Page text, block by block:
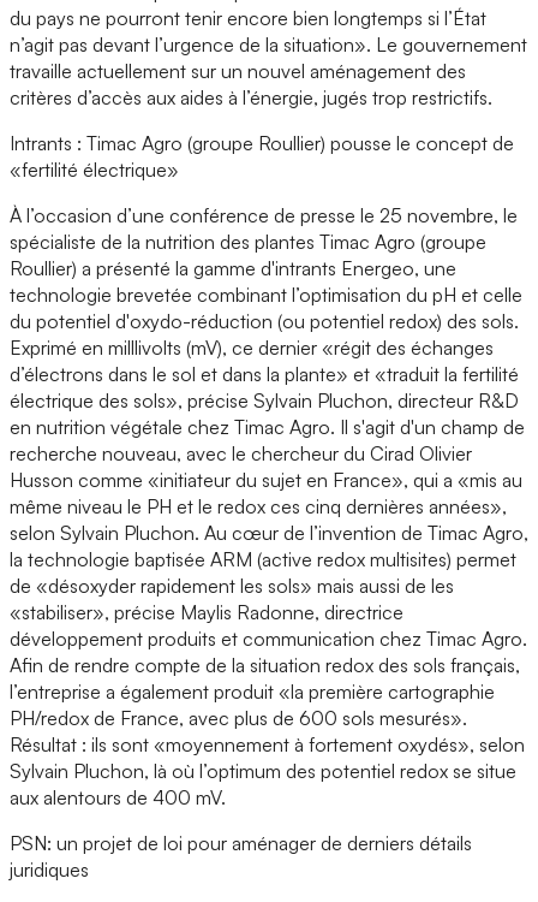
du pays ne pourront tenir encore bien longtemps si l’État
n’agit pas devant l’urgence de la situation». Le gouvernement
travaille actuellement sur un nouvel aménagement des
critères d’accès aux aides à l’énergie, jugés trop restrictifs.
Intrants : Timac Agro (groupe Roullier) pousse le concept de
«fertilité électrique»
À l’occasion d’une conférence de presse le 25 novembre, le
spécialiste de la nutrition des plantes Timac Agro (groupe
Roullier) a présenté la gamme d'intrants Energeo, une
technologie brevetée combinant l’optimisation du pH et celle
du potentiel d'oxydo-réduction (ou potentiel redox) des sols.
Exprimé en milllivolts (mV), ce dernier «régit des échanges
d’électrons dans le sol et dans la plante» et «traduit la fertilité
électrique des sols», précise Sylvain Pluchon, directeur R&D
en nutrition végétale chez Timac Agro. Il s'agit d'un champ de
recherche nouveau, avec le chercheur du Cirad Olivier
Husson comme «initiateur du sujet en France», qui a «mis au
même niveau le PH et le redox ces cinq dernières années»,
selon Sylvain Pluchon. Au cœur de l’invention de Timac Agro,
la technologie baptisée ARM (active redox multisites) permet
de «désoxyder rapidement les sols» mais aussi de les
«stabiliser», précise Maylis Radonne, directrice
développement produits et communication chez Timac Agro.
Afin de rendre compte de la situation redox des sols français,
l’entreprise a également produit «la première cartographie
PH/redox de France, avec plus de 600 sols mesurés».
Résultat : ils sont «moyennement à fortement oxydés», selon
Sylvain Pluchon, là où l’optimum des potentiel redox se situe
aux alentours de 400 mV.
PSN: un projet de loi pour aménager de derniers détails
juridiques